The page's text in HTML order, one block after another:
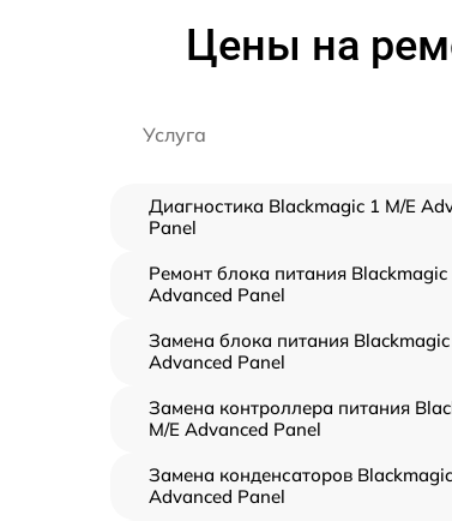
Цены на
Услуга
Диагностика Blackmagic 1 M/E
Panel
Ремонт блока питания Blackmagic
Advanced Panel
Замена блока питания Blackmagic
Advanced Panel
Замена контроллера питания
M/E Advanced Panel
Замена конденсаторов
Advanced Panel